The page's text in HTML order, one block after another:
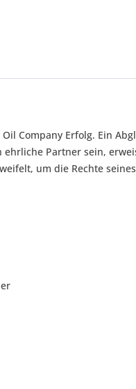
Company Erfolg. Ein
Partner sein,
um die Rechte